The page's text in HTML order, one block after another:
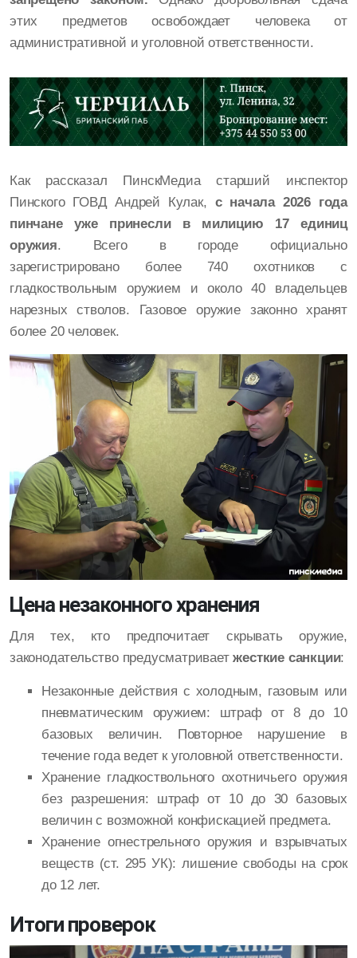
этих предметов освобождает человека от
административной и уголовной ответственности.
Как рассказал ПинскМедиа старший инспектор
Пинского ГОВД Андрей Кулак, с начала 2026 года
пинчане уже принесли в милицию 17 единиц
оружия. Всего в городе официально
зарегистрировано более 740 охотников с
гладкоствольным оружием и около 40 владельцев
нарезных стволов. Газовое оружие законно хранят
более 20 человек.
Цена незаконного хранения
Для тех, кто предпочитает скрывать оружие,
законодательство предусматриваетжесткие санкции:
Незаконные действия с холодным, газовым или
пневматическим оружием: штраф от 8 до 10
базовых величин. Повторное нарушение в
течение года ведет к уголовной ответственности.
Хранение гладкоствольного охотничьего оружия
без разрешения: штраф от 10 до 30 базовых
величин с возможной конфискацией предмета.
Хранение огнестрельного оружия и взрывчатых
веществ (ст. 295 УК): лишение свободы на срок
до 12 лет.
Итоги проверок